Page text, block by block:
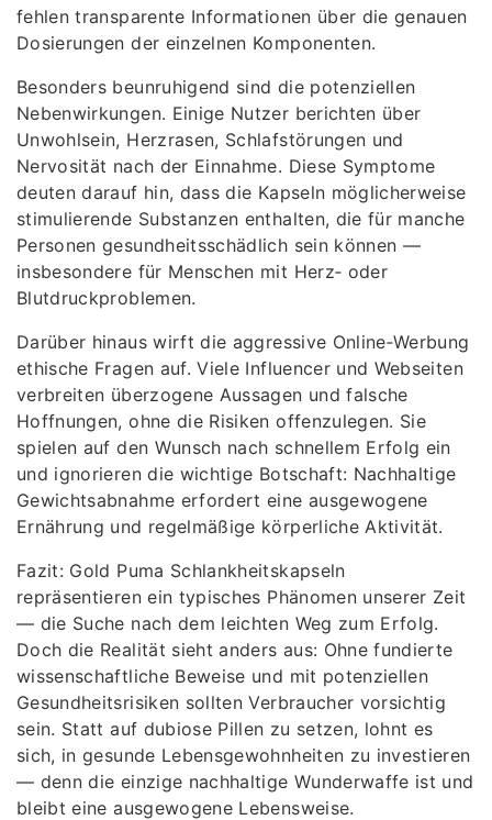
fehlen transparente Informationen über die genauen
Dosierungen der einzelnen Komponenten.
Besonders beunruhigend sind die potenziellen
Nebenwirkungen. Einige Nutzer berichten über
Unwohlsein, Herzrasen, Schlafstörungen und
Nervosität nach der Einnahme. Diese Symptome
deuten darauf hin, dass die Kapseln möglicherweise
stimulierende Substanzen enthalten, die für manche
Personen gesundheitsschädlich sein können —
insbesondere für Menschen mit Herz‑ oder
Blutdruckproblemen.
Darüber hinaus wirft die aggressive Online‑Werbung
ethische Fragen auf. Viele Influencer und Webseiten
verbreiten überzogene Aussagen und falsche
Hoffnungen, ohne die Risiken offenzulegen. Sie
spielen auf den Wunsch nach schnellem Erfolg ein
und ignorieren die wichtige Botschaft: Nachhaltige
Gewichtsabnahme erfordert eine ausgewogene
Ernährung und regelmäßige körperliche Aktivität.
Fazit: Gold Puma Schlankheitskapseln
repräsentieren ein typisches Phänomen unserer Zeit
— die Suche nach dem leichten Weg zum Erfolg.
Doch die Realität sieht anders aus: Ohne fundierte
wissenschaftliche Beweise und mit potenziellen
Gesundheitsrisiken sollten Verbraucher vorsichtig
sein. Statt auf dubiose Pillen zu setzen, lohnt es
sich, in gesunde Lebensgewohnheiten zu investieren
— denn die einzige nachhaltige Wunderwaffe ist und
bleibt eine ausgewogene Lebensweise.